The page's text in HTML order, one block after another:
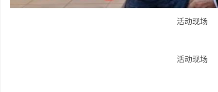
活动现场
活动现场